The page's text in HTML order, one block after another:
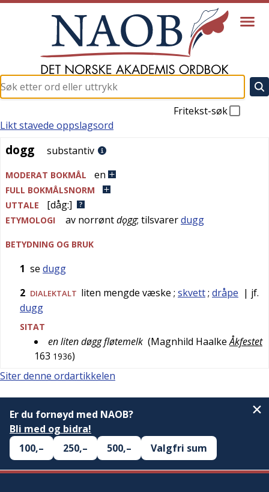
Fritekst-søk
dogg
Likt stavede oppslagsord
dogg substantiv
MODERAT BOKMÅL en
FULL BOKMÅLSNORM
UTTALE
[dåg:]
ETYMOLOGI av norrøntdǫgg; tilsvarerdugg
BETYDNING OG BRUK
1 se dugg
2 DIALEKTALT liten mengde væske ; skvett; dråpe | jf.
dugg
SITAT
en liten døgg fløtemelk (Magnhild Haalke Åkfestet
163 1936)
Siter denne ordartikkelen
Er du fornøyd med NAOB?
Bli med og bidra!
100,–
250,– 500,– Valgfri sum